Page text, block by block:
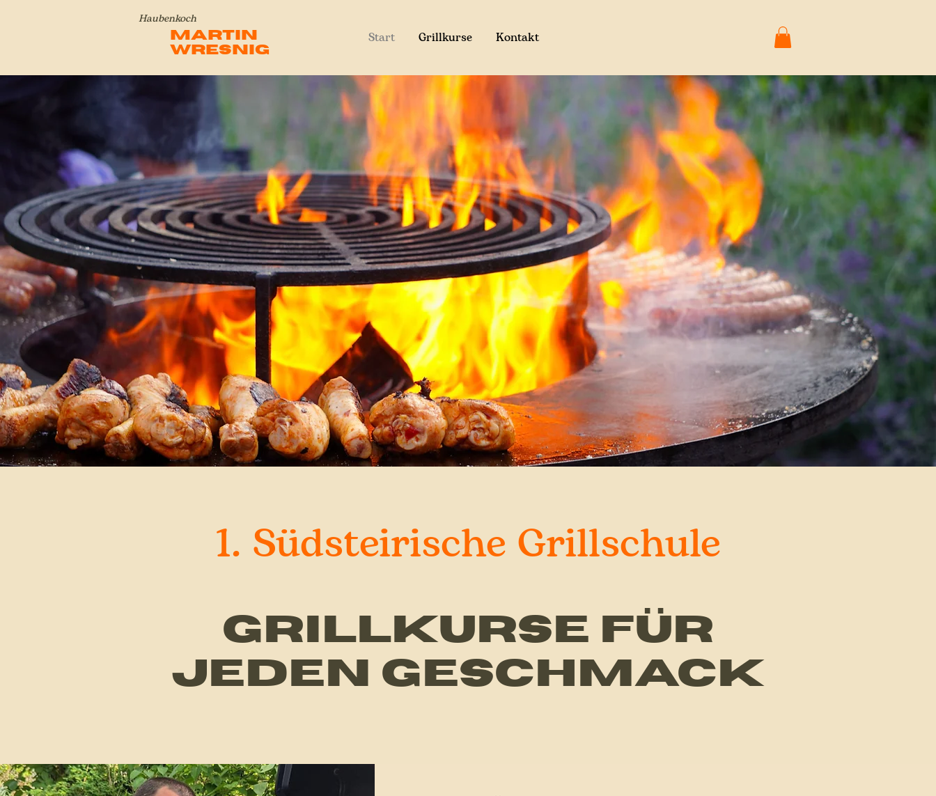
Haubenkoch
Martin
Wresnig
Start Grillkurse Kontakt
1. Südsteirische Grillschule
GRILLKURSE
FÜR
JEDEN GESCHMACK